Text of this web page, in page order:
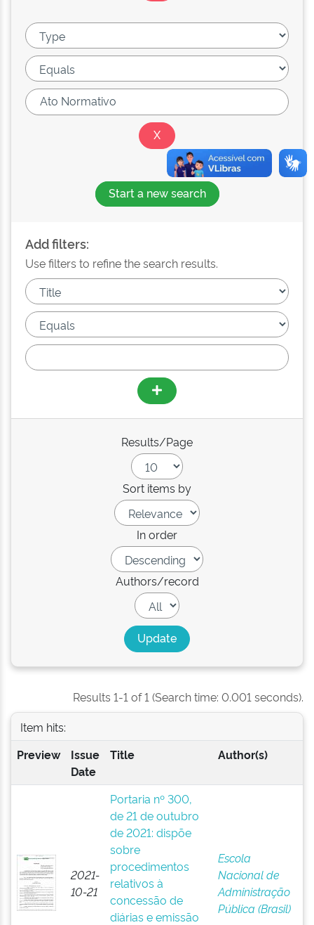
Start a new search
Add filters:
Use filters to refine the search results.
Results/Page
Sort items by
In order
Authors/record
Results 1-1 of 1 (Search time: 0.001 seconds).
Item hits:
Preview
Issue
Date
Title Author(s)
2021-
10-21
Portaria nº 300,
de 21 de outubro
de 2021: dispõe
sobre
procedimentos
relativos à
concessão de
diárias e emissão
Escola
Nacional de
Administração
Pública (Brasil)